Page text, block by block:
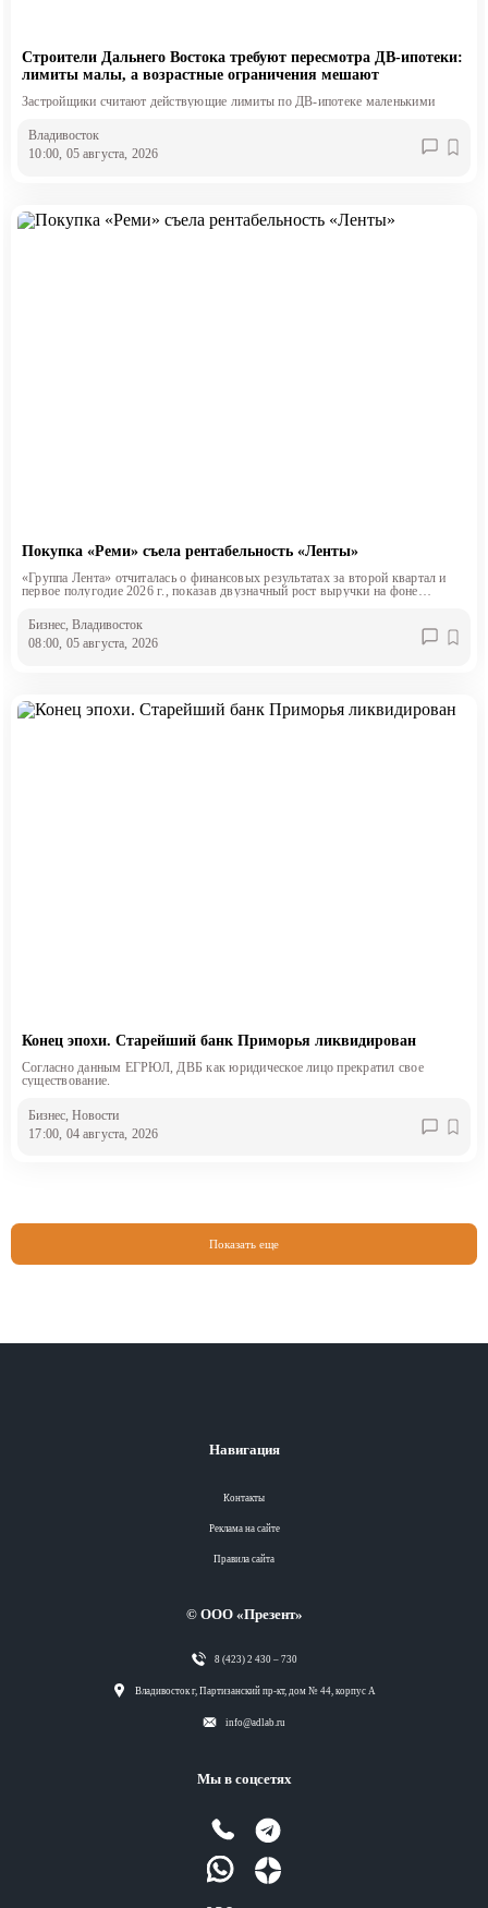
Строители Дальнего Востока требуют пересмотра ДВ-ипотеки:
лимиты малы, а возрастные ограничения мешают
Застройщики считают действующие лимиты по ДВ-ипотеке маленькими
Владивосток
10:00, 05 августа, 2026
Покупка «Реми» съела рентабельность «Ленты»
«Группа Лента» отчиталась о финансовых результатах за второй квартал и
первое полугодие 2026 г., показав двузначный рост выручки на фоне
Бизнес, Владивосток
08:00, 05 августа, 2026
Конец эпохи. Старейший банк Приморья ликвидирован
Согласно данным ЕГРЮЛ, ДВБ как юридическое лицо прекратил свое
существование.
Бизнес , Новости
17:00, 04 августа, 2026
Показать еще
Навигация
Контакты
Реклама на сайте
Правила сайта
© ООО «Презент»
8 (423) 2 430 – 730
Владивосток г, Партизанский пр-кт, дом № 44, корпус А
info@adlab.ru
Мы в соцсетях